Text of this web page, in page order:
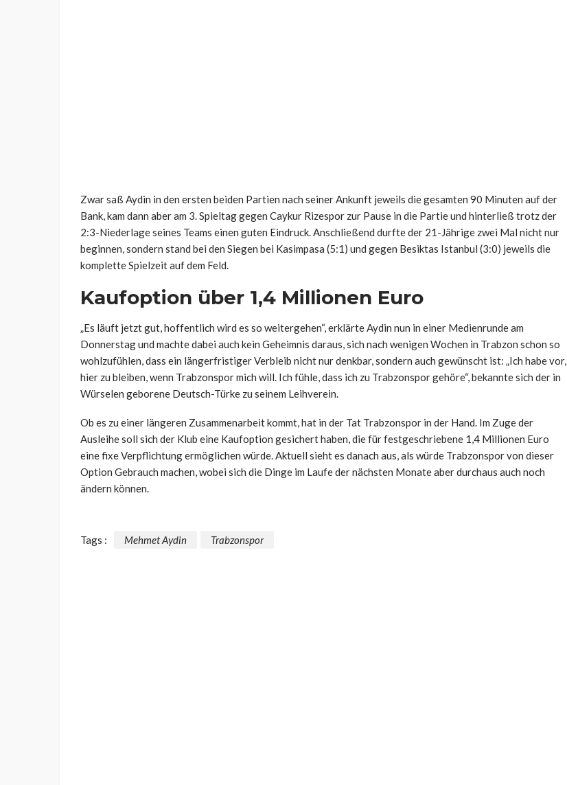
Zwar saß Aydin in den ersten beiden Partien nach seiner Ankunft jeweils die gesamten 90 Minuten auf der
Bank, kam dann aber am 3. Spieltag gegen Caykur Rizespor zur Pause in die Partie und hinterließ trotz der
2:3-Niederlage seines Teams einen guten Eindruck. Anschließend durfte der 21-Jährige zwei Mal nicht nur
beginnen, sondern stand bei den Siegen bei Kasimpasa (5:1) und gegen Besiktas Istanbul (3:0) jeweils die
komplette Spielzeit auf dem Feld.
Kaufoption über 1,4 Millionen Euro
„Es läuft jetzt gut, hoffentlich wird es so weitergehen“, erklärte Aydin nun in einer Medienrunde am
Donnerstag und machte dabei auch kein Geheimnis daraus, sich nach wenigen Wochen in Trabzon schon so
wohlzufühlen, dass ein längerfristiger Verbleib nicht nur denkbar, sondern auch gewünscht ist: „Ich habe vor,
hier zu bleiben, wenn Trabzonspor mich will. Ich fühle, dass ich zu Trabzonspor gehöre“, bekannte sich der in
Würselen geborene Deutsch-Türke zu seinem Leihverein.
Ob es zu einer längeren Zusammenarbeit kommt, hat in der Tat Trabzonspor in der Hand. Im Zuge der
Ausleihe soll sich der Klub eine Kaufoption gesichert haben, die für festgeschriebene 1,4 Millionen Euro
eine fixe Verpflichtung ermöglichen würde. Aktuell sieht es danach aus, als würde Trabzonspor von dieser
Option Gebrauch machen, wobei sich die Dinge im Laufe der nächsten Monate aber durchaus auch noch
ändern können.
Tags : Mehmet Aydin Trabzonspor